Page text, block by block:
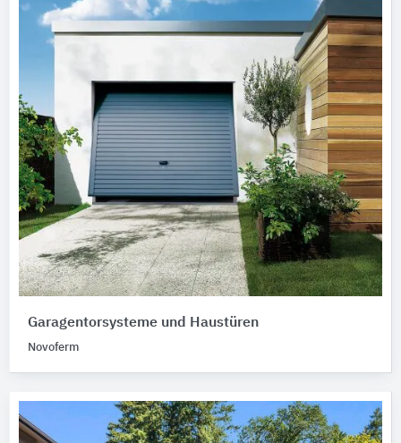
Garagentorsysteme und Haustüren
Novoferm